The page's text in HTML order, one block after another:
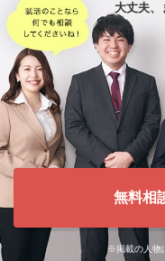
大丈夫、
無料相
※掲載の人物